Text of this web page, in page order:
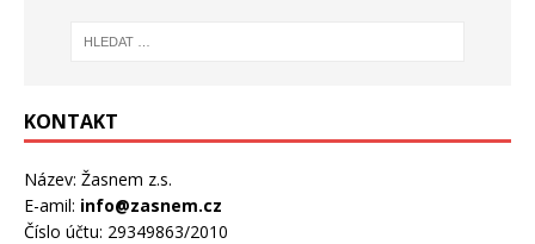
KONTAKT
Název: Žasnem z.s.
E-amil: info@zasnem.cz
Číslo účtu: 29349863/2010